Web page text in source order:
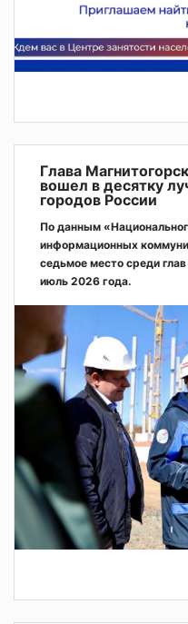
Глава
вошел в десятку
городов России
По данным
информационных
седьмое место среди
июль 2026 года.